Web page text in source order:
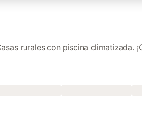
rurales con piscina climatizada.